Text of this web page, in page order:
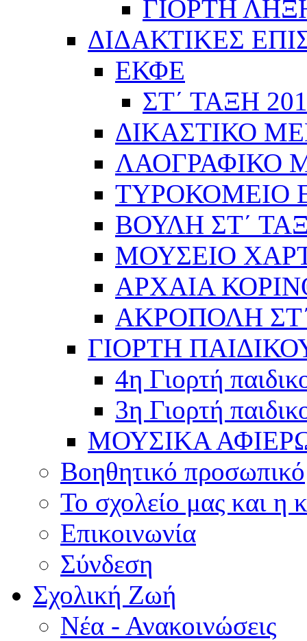
ΓΙΟΡΤΗ
ΔΙΔΑΚΤΙΚΕΣ
ΕΚΦΕ
ΣΤ΄ ΤΑΞΗ
ΔΙΚΑΣΤΙΚΟ
ΛΑΟΓΡΑΦΙΚΟ
ΤΥΡΟΚΟΜΕΙΟ
ΒΟΥΛΗ ΣΤ΄
ΜΟΥΣΕΙΟ
ΑΡΧΑΙΑ
ΑΚΡΟΠΟΛΗ
ΓΙΟΡΤΗ
4η Γιορτή
3η Γιορτή
ΜΟΥΣΙΚΑ
Βοηθητικό προσωπικό
Το σχολείο μας και η
Επικοινωνία
Σύνδεση
Σχολική Ζωή
Νέα - Ανακοινώσεις